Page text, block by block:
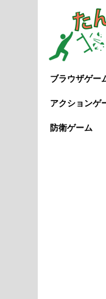
ブラウザゲー
アクションゲ
防衛ゲーム